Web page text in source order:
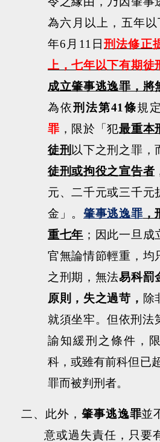
為六月以上，五年以
年6 月 11 日 刑法修正
上，七年以下有期徒
成立肇事逃逸罪，將
為依刑法第41 條規
罪 ，限於「犯最重本
徒刑 以下之刑之罪，
徒刑或拘役之宣告者
元、二千元或三千元
金」。肇事逃逸罪
重七年 ；因此一旦
官無論情節輕重，均
之刑期，無法易科罰
原則，失之過苛， 除
就須坐牢。但依刑法
諭知緩刑之條件，
科，或雖有前科但已
罪而被判刑者。
二、此外， 肇事逃逸罪並
意或過失責任，只要